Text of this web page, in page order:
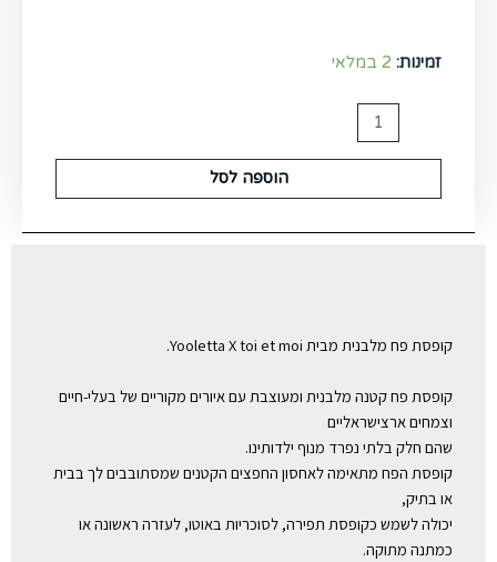
זמינות: 2 במלאי
הוספה לסל
קופסת פח מלבנית מבית Yooletta X toi et moi.
קופסת פח קטנה מלבנית ומעוצבת עם איורים מקוריים של בעלי-חיים
וצמחים ארצישראליים
שהם חלק בלתי נפרד מנוף ילדותינו.
קופסת הפח מתאימה לאחסון החפצים הקטנים שמסתובבים לך בבית
או בתיק,
יכולה לשמש כקופסת תפירה, לסוכריות באוטו, לעזרה ראשונה או
כמתנה מתוקה.